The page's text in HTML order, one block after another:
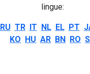
lingue:
RU TR IT NL EL PT
KO HU AR BN RO